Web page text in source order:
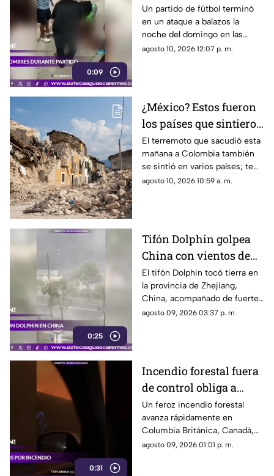
0:09
hombres durante un
partido de fútbol en
Morelos
Un partido de fútbol terminó
en un ataque a balazos la
noche del domingo en las
canchas de la colonia Jardín
agosto 10, 2026 12:07 p. m.
¿México? Estos fueron
los países que sintieron
los efectos del fuerte
terremoto en Colombia
hoy 10 de agosto
El terremoto que sacudió esta
mañana a Colombia también
se sintió en varios países; te
contamos los detalles y lo que
agosto 10, 2026 10:59 a. m.
0:25
Tifón Dolphin golpea
China con vientos de
151 km/h y deja
inundaciones
El tifón Dolphin tocó tierra en
la provincia de Zhejiang,
China, acompañado de fuertes
vientos e inundaciones en
agosto 09, 2026 03:37 p. m.
0:31
Incendio forestal fuera
de control obliga a
evacuar a más de 20
mil personas
Un feroz incendio forestal
avanza rápidamente en
Columbia Británica, Canadá,
donde más de 20 mil personas
agosto 09, 2026 01:01 p. m.